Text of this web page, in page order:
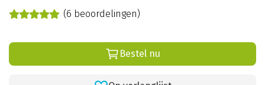
(6 beoordelingen)
Bestel nu